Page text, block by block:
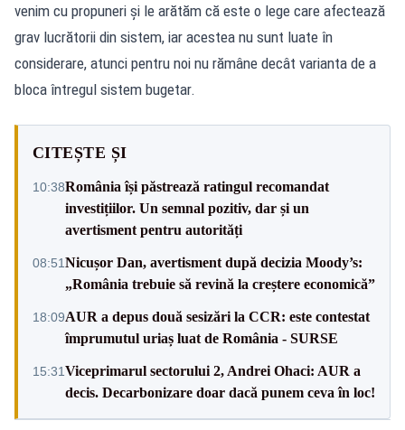
venim cu propuneri și le arătăm că este o lege care afectează
grav lucrătorii din sistem, iar acestea nu sunt luate în
considerare, atunci pentru noi nu rămâne decât varianta de a
bloca întregul sistem bugetar.
CITEȘTE ȘI
10:38România își păstrează ratingul recomandat
investițiilor. Un semnal pozitiv, dar și un
avertisment pentru autorități
08:51Nicușor Dan, avertisment după decizia Moody’s:
„România trebuie să revină la creștere economică”
18:09AUR a depus două sesizări la CCR: este contestat
împrumutul uriaș luat de România - SURSE
15:31Viceprimarul sectorului 2, Andrei Ohaci: AUR a
decis. Decarbonizare doar dacă punem ceva în loc!